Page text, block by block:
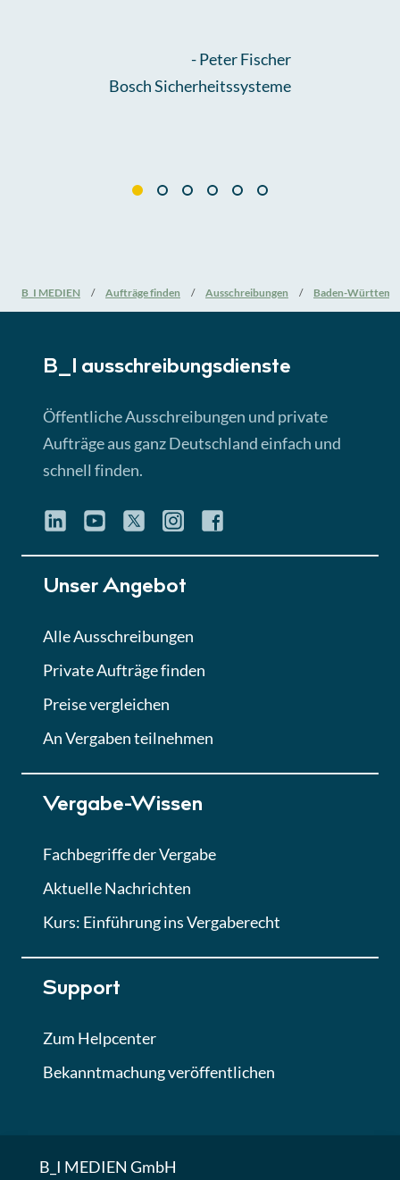
-Peter Fischer
Bosch Sicherheitssysteme
B_I MEDIEN Aufträge finden Ausschreibungen Baden-
B_I ausschreibungs­dienste
Öffentliche Ausschreibungen und private
Aufträge aus ganz Deutschland einfach und
schnell finden.
Unser Angebot
Alle Ausschreibungen
Private Aufträge finden
Preise vergleichen
An Vergaben teilnehmen
Vergabe-Wissen
Fachbegriffe der Vergabe
Aktuelle Nachrichten
Kurs: Einführung ins Vergaberecht
Support
Zum Helpcenter
Bekanntmachung veröffentlichen
B_I MEDIEN GmbH